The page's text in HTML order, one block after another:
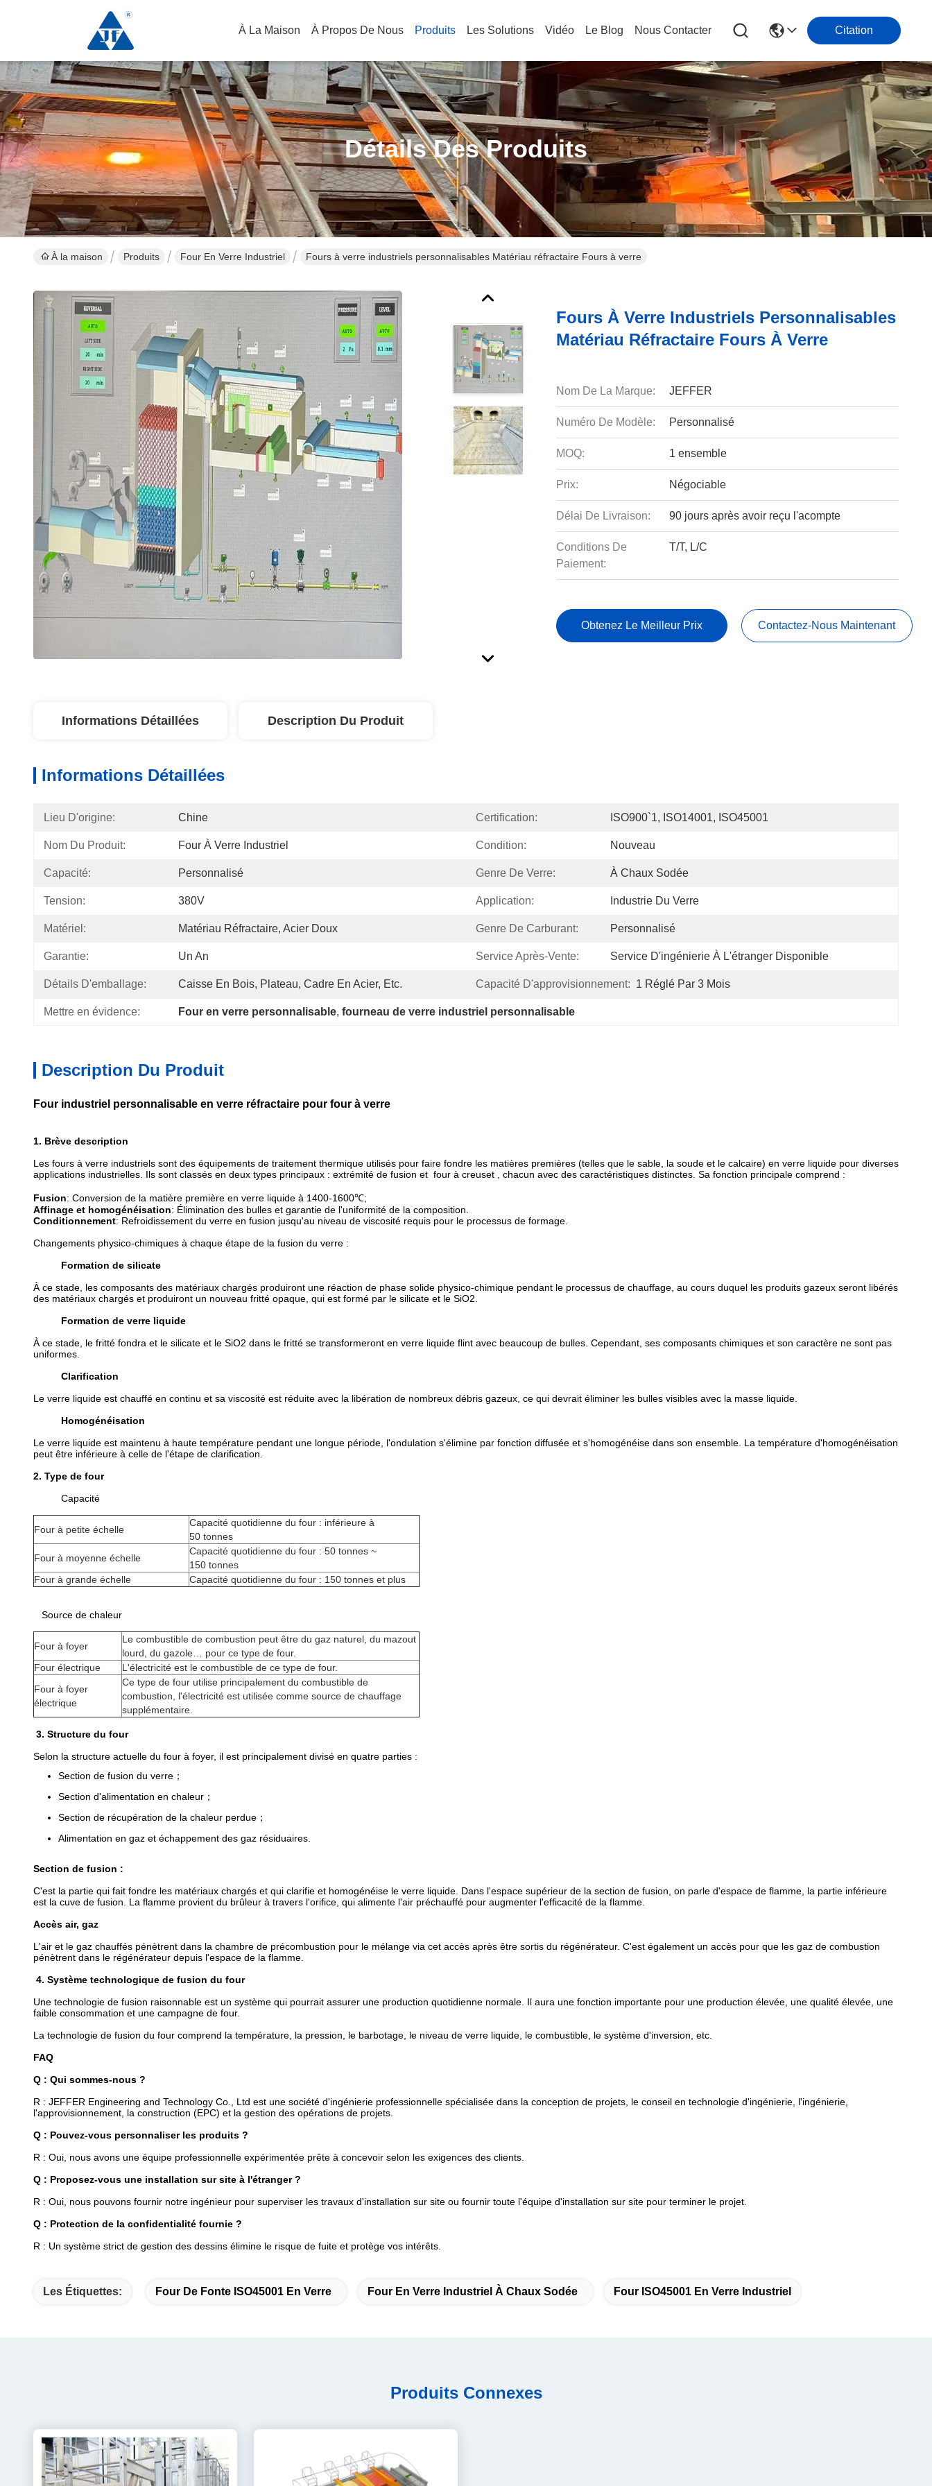
À La Maison À Propos De Nous Produits Les Solutions Vidéo Le Blog Nous Contacter Citation
Détails Des Produits
À la maison Produits Four En Verre Industriel Fours à verre industriels personnalisables Matériau réfractaire Fours à verre
Fours À Verre Industriels Personnalisables
Matériau Réfractaire Fours À Verre
Nom De La Marque: JEFFER
Numéro De Modèle: Personnalisé
MOQ: 1 ensemble
Prix: Négociable
Délai De Livraison: 90 jours après avoir reçu l'acompte
Conditions De
Paiement:
T/T, L/C
Obtenez Le Meilleur Prix Contactez-Nous Maintenant
Informations Détaillées Description Du Produit
Informations Détaillées
Lieu D'origine: Chine Certification: ISO900`1, ISO14001, ISO45001
Nom Du Produit: Four À Verre Industriel Condition: Nouveau
Capacité: Personnalisé Genre De Verre: À Chaux Sodée
Tension: 380V Application: Industrie Du Verre
Matériel: Matériau Réfractaire, Acier Doux Genre De Carburant: Personnalisé
Garantie: Un An Service Après-Vente: Service D'ingénierie À L'étranger Disponible
Détails D'emballage: Caisse En Bois, Plateau, Cadre En Acier, Etc. Capacité D'approvisionnement: 1 Réglé Par 3 Mois
Mettre en évidence: Four en verre personnalisable, fourneau de verre industriel personnalisable
Description Du Produit
Four industriel personnalisable en verre réfractaire pour four à verre
1. Brève description
Les fours à verre industriels sont des équipements de traitement thermique utilisés pour faire fondre les matières premières (telles que le sable, la soude et le calcaire) en verre liquide pour diverses
applications industrielles. Ils sont classés en deux types principaux : extrémité de fusion et four à creuset , chacun avec des caractéristiques distinctes. Sa fonction principale comprend :
Fusion: Conversion de la matière première en verre liquide à 1400-1600℃;
Affinage et homogénéisation: Élimination des bulles et garantie de l'uniformité de la composition.
Conditionnement: Refroidissement du verre en fusion jusqu'au niveau de viscosité requis pour le processus de formage.
Changements physico-chimiques à chaque étape de la fusion du verre :
Formation de silicate
À ce stade, les composants des matériaux chargés produiront une réaction de phase solide physico-chimique pendant le processus de chauffage, au cours duquel les produits gazeux seront libérés
des matériaux chargés et produiront un nouveau fritté opaque, qui est formé par le silicate et le SiO2.
Formation de verre liquide
À ce stade, le fritté fondra et le silicate et le SiO2 dans le fritté se transformeront en verre liquide flint avec beaucoup de bulles. Cependant, ses composants chimiques et son caractère ne sont pas
uniformes.
Clarification
Le verre liquide est chauffé en continu et sa viscosité est réduite avec la libération de nombreux débris gazeux, ce qui devrait éliminer les bulles visibles avec la masse liquide.
Homogénéisation
Le verre liquide est maintenu à haute température pendant une longue période, l'ondulation s'élimine par fonction diffusée et s'homogénéise dans son ensemble. La température d'homogénéisation
peut être inférieure à celle de l'étape de clarification.
2. Type de four
Capacité
Four à petite échelle
Capacité quotidienne du four : inférieure à
50 tonnes
Four à moyenne échelle
Capacité quotidienne du four : 50 tonnes ~
150 tonnes
Four à grande échelle
Capacité quotidienne du four : 150 tonnes et plus
Source de chaleur
Four à foyer
Le combustible de combustion peut être du gaz naturel, du mazout
lourd, du gazole… pour ce type de four.
Four électrique
L'électricité est le combustible de ce type de four.
Four à foyer
électrique
Ce type de four utilise principalement du combustible de
combustion, l'électricité est utilisée comme source de chauffage
supplémentaire.
3. Structure du four
Selon la structure actuelle du four à foyer, il est principalement divisé en quatre parties :
Section de fusion du verre ；
Section d'alimentation en chaleur ；
Section de récupération de la chaleur perdue ；
Alimentation en gaz et échappement des gaz résiduaires
Section de fusion :
C'est la partie qui fait fondre les matériaux chargés et qui clarifie et homogénéise le verre liquide. Dans l'espace supérieur de la section de fusion, on parle d'espace de flamme, la partie inférieure
est la cuve de fusion. La flamme provient du brûleur à travers l'orifice, qui alimente l'air préchauffé pour augmenter l'efficacité de la flamme.
Accès air, gaz
L'air et le gaz chauffés pénètrent dans la chambre de précombustion pour le mélange via cet accès après être sortis du régénérateur. C'est également un accès pour que les gaz de combustion
pénètrent dans le régénérateur depuis l'espace de la flamme.
4. Système technologique de fusion du four
Une technologie de fusion raisonnable est un système qui pourrait assurer une production quotidienne normale. Il aura une fonction importante pour une production élevée, une qualité élevée, une
faible consommation et une campagne de four.
La technologie de fusion du four comprend la température, la pression, le barbotage, le niveau de verre liquide, le combustible, le système d'inversion, etc.
FAQ
Q : Qui sommes-nous ?
R : JEFFER Engineering and Technology Co., Ltd est une société d'ingénierie professionnelle spécialisée dans la conception de projets, le conseil en technologie d'ingénierie, l'ingénierie,
l'approvisionnement, la construction (EPC) et la gestion des opérations de projets.
Q : Pouvez-vous personnaliser les produits ?
R : Oui, nous avons une équipe professionnelle expérimentée prête à concevoir selon les exigences des clients.
Q : Proposez-vous une installation sur site à l'étranger ?
R : Oui, nous pouvons fournir notre ingénieur pour superviser les travaux d'installation sur site ou fournir toute l'équipe d'installation sur site pour terminer le projet.
Q : Protection de la confidentialité fournie ?
R : Un système strict de gestion des dessins élimine le risque de fuite et protège vos intérêts.
Les Étiquettes: Four De Fonte ISO45001 En Verre Four En Verre Industriel À Chaux Sodée Four ISO45001 En Verre Industriel
Produits Connexes